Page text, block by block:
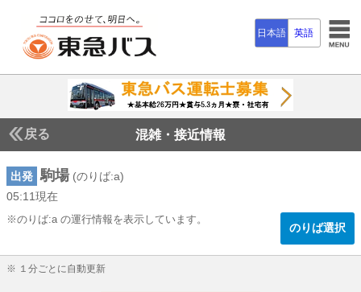
日本語 英語
戻る 混雑・接近情報
出発 駒場 (のりば:a)
05:11現在
※のりば:a の運行情報を表示しています。
のりば選択
※ １分ごとに自動更新